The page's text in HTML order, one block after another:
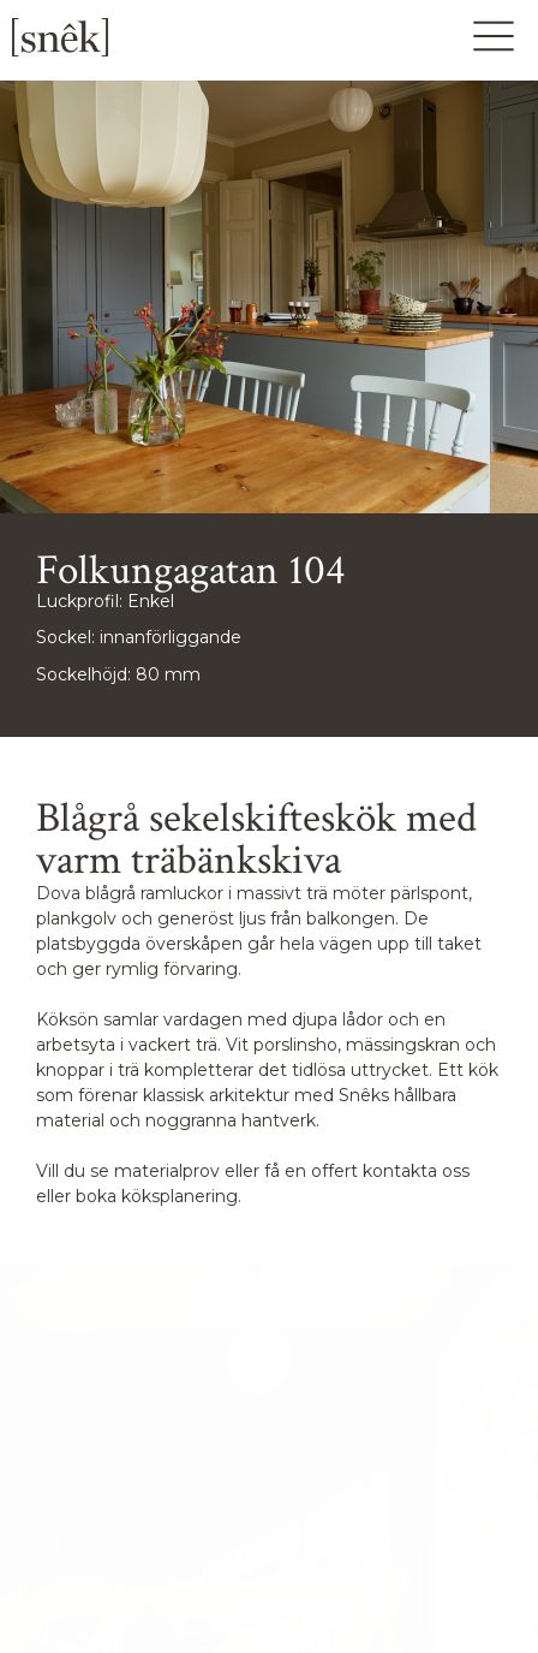
Folkungagatan 104
Luckprofil: Enkel
Sockel: innanförliggande
Sockelhöjd: 80 mm
Blågrå sekelskifteskök med
varm träbänkskiva
Dova blågrå ramluckor i massivt trä möter pärlspont,
plankgolv och generöst ljus från balkongen. De
platsbyggda överskåpen går hela vägen upp till taket
och ger rymlig förvaring.
Köksön samlar vardagen med djupa lådor och en
arbetsyta i vackert trä. Vit porslinsho, mässingskran och
knoppar i trä kompletterar det tidlösa uttrycket. Ett kök
som förenar klassisk arkitektur med Snêks hållbara
material och noggranna hantverk.
Vill du se materialprov eller få en offert kontakta oss
eller boka köksplanering.